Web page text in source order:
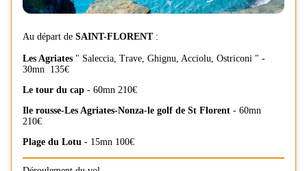
Au départ de SAINT-FLORENT:
Les Agriates " Saleccia, Trave, Ghignu, Acciolu, Ostriconi " -
30mn 135€
Le tour du cap - 60mn 210€
Ile rousse-Les Agriates-Nonza-le golf de St Florent - 60mn
210€
Plage du Lotu - 15mn 100€